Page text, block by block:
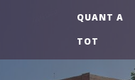
QUANT A
TOT